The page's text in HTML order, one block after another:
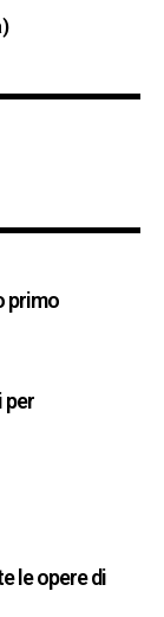
primo
per
le opere di